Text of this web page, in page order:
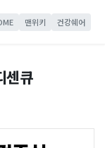
맨위키 건강쉐어
센큐